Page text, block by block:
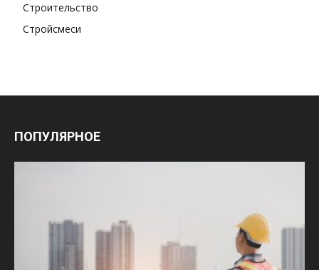
Строительство
Стройсмеси
ПОПУЛЯРНОЕ